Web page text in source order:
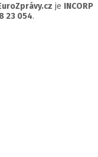
je INCORP
23 054.